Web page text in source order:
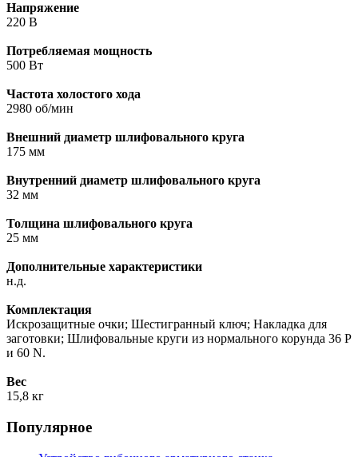
Напряжение
220 В
Потребляемая мощность
500 Вт
Частота холостого хода
2980 об/мин
Внешний диаметр шлифовального круга
175 мм
Внутренний диаметр шлифовального круга
32 мм
Толщина шлифовального круга
25 мм
Дополнительные характеристики
н.д.
Комплектация
Искрозащитные очки; Шестигранный ключ; Накладка для
заготовки; Шлифовальные круги из нормального корунда 36 P
и 60 N.
Вес
15,8 кг
Популярное